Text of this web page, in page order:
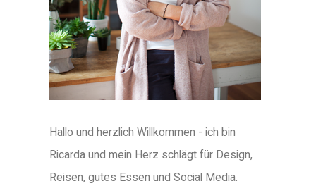
Hallo und herzlich Willkommen - ich bin
Ricarda und mein Herz schlägt für Design,
Reisen, gutes Essen und Social Media.